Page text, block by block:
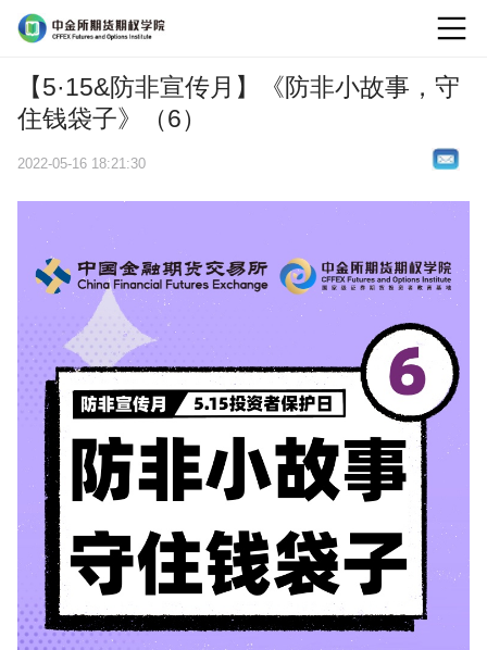
【5·15&防非宣传月】《防非小故事，守
住钱袋子》（6）
2022-05-16 18:21:30